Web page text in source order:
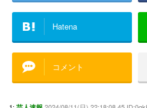
Hatena
コメント